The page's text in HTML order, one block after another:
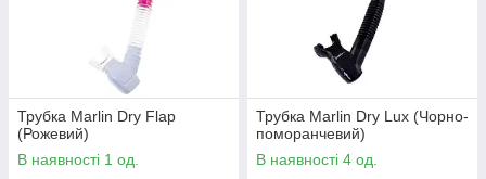
Трубка Marlin Dry Flap
(Рожевий)
В наявності 1 од.
Трубка Marlin Dry Lux (Чорно-
поморанчевий)
В наявності 4 од.